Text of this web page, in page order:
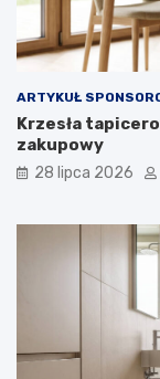
ARTYKUŁ
Krzesła
zakupowy
28 lipca 2026